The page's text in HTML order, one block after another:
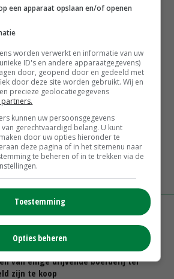
onderzoekcentrum bestrijkt hele
15:29
noteert eerste zaaiuien op
20 euro
14:59
boerenacties in Twente en
zetten de trend
14:48
veroorzaakt steeds meer problemen:
afgelopen week al leeg’
14:06
van enige drijvende boerderij ter
zijn te koop
een apparaat opslaan en/of openen
worden verwerkt en informatie van uw
ID's en andere apparaatgegevens)
door, geopend door en gedeeld met
door deze site worden gebruikt. Wij en
precieze geolocatiegegevens
kunnen uw persoonsgegevens
gerechtvaardigd belang. U kunt
door uw opties hieronder te
deze pagina of in het sitemenu naar
te beheren of in te trekken via de
Toestemming
Opties beheren